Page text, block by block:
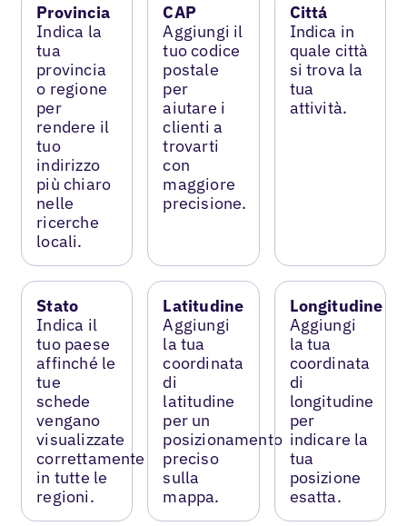
Provincia
Indica la
tua
provincia
o regione
per
rendere il
tuo
indirizzo
più chiaro
nelle
ricerche
locali.
CAP
Aggiungi il
tuo codice
postale
per
aiutare i
clienti a
trovarti
con
maggiore
precisione.
Cittá
Indica in
quale città
si trova la
tua
attività.
Stato
Indica il
tuo paese
affinché le
tue
schede
vengano
visualizzate
correttamente
in tutte le
regioni.
Latitudine
Aggiungi
la tua
coordinata
di
latitudine
per un
posizionamento
preciso
sulla
mappa.
Longitudine
Aggiungi
la tua
coordinata
di
longitudine
per
indicare la
tua
posizione
esatta.